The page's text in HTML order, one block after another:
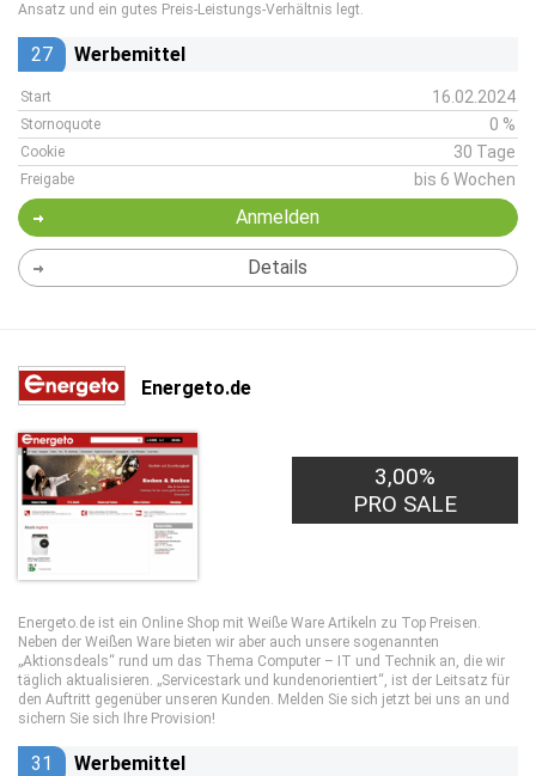
Ansatz und ein gutes Preis-Leistungs-Verhältnis legt.
27 Werbemittel
Start 16.02.2024
Stornoquote 0 %
Cookie 30 Tage
Freigabe bis 6 Wochen
Anmelden
Details
Energeto.de
3,00%
PRO SALE
Energeto.de ist ein Online Shop mit Weiße Ware Artikeln zu Top Preisen.
Neben der Weißen Ware bieten wir aber auch unsere sogenannten
„Aktionsdeals“ rund um das Thema Computer – IT und Technik an, die wir
täglich aktualisieren. „Servicestark und kundenorientiert“, ist der Leitsatz für
den Auftritt gegenüber unseren Kunden. Melden Sie sich jetzt bei uns an und
sichern Sie sich Ihre Provision!
31 Werbemittel